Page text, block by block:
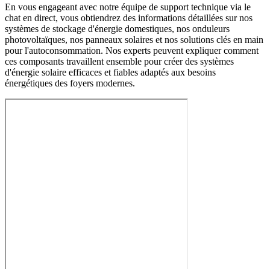
En vous engageant avec notre équipe de support technique via le
chat en direct, vous obtiendrez des informations détaillées sur nos
systèmes de stockage d'énergie domestiques, nos onduleurs
photovoltaïques, nos panneaux solaires et nos solutions clés en main
pour l'autoconsommation. Nos experts peuvent expliquer comment
ces composants travaillent ensemble pour créer des systèmes
d'énergie solaire efficaces et fiables adaptés aux besoins
énergétiques des foyers modernes.